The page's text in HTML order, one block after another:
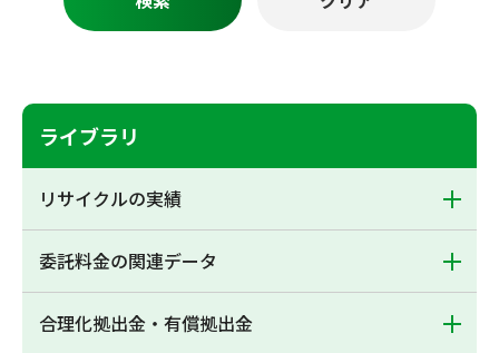
ライブラリ
リサイクルの実績
委託料金の関連データ
合理化拠出金・有償拠出金